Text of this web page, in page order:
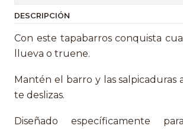
DESCRIPCIÓN
Con este tapabarros conquista
llueva o truene.
Mantén el barro y las salpicaduras
te deslizas.
Diseñado específicamente